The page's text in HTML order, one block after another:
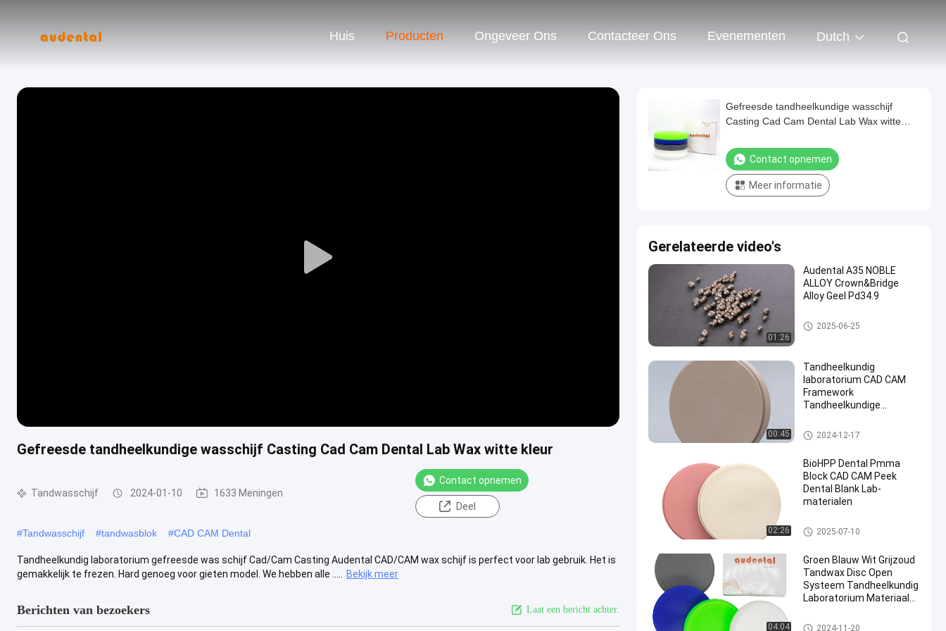
Huis Producten Ongeveer Ons Contacteer Ons Evenementen Dutch
Play
Gefreesde tandheelkundige wasschijf Casting Cad Cam Dental Lab Wax witte kleur
Tandwasschijf 2024-01-10 1633 Meningen
Contact opnemen
Deel
#Tandwasschijf #tandwasblok #CAD CAM Dental
Tandheelkundig laboratorium gefreesde was schijf Cad/Cam Casting Audental CAD/CAM wax schijf is perfect voor lab gebruik. Het is
gemakkelijk te frezen. Hard genoeg voor gieten model. We hebben alle .....
Bekijk meer
Berichten van bezoekers Laat een bericht achter.
Gefreesde tandheelkundige wasschijf
Casting Cad Cam Dental Lab Wax witte
Contact opnemen
Meer informatie
Gerelateerde video's
01:26
Audental A35 NOBLE
ALLOY Crown&Bridge
Alloy Geel Pd34.9
Tandheelkundige legeringen
2025-06-25
00:45
Tandheelkundig
laboratorium CAD CAM
Framework
Tandheelkundige
Blank OEM ODM
Tandheelkundige Peek
Tandheelkundig Pmma-blok
2024-12-17
02:26
BioHPP Dental Pmma
Block CAD CAM Peek
Dental Blank Lab-
materialen
Tandheelkundig Pmma-blok
2025-07-10
04:04
Groen Blauw Wit Grijzoud
Tandwax Disc Open
Systeem Tandheelkundig
Laboratorium Materiaal
Tandwasschijf
2024-11-20